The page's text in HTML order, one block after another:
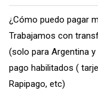
¿Cómo puedo pagar
Trabajamos con
(solo para Argentina
pago habilitados (
Rapipago, etc)